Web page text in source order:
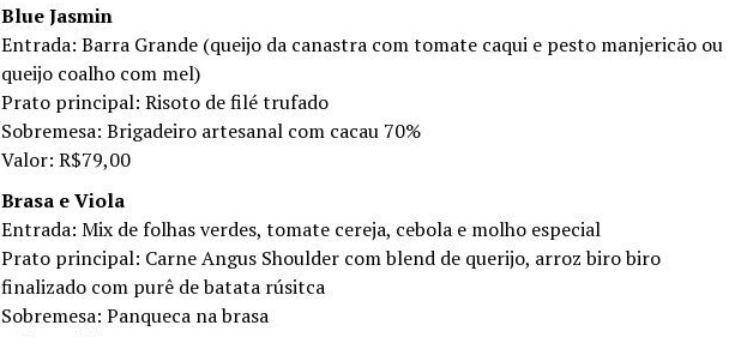
Blue Jasmin
Entrada: Barra Grande (queijo da canastra com tomate caqui e pesto manjericão ou
queijo coalho com mel)
Prato principal: Risoto de filé trufado
Sobremesa: Brigadeiro artesanal com cacau 70%
Valor: R$79,00
Brasa e Viola
Entrada: Mix de folhas verdes, tomate cereja, cebola e molho especial
Prato principal: Carne Angus Shoulder com blend de querijo, arroz biro biro
finalizado com purê de batata rúsitca
Sobremesa: Panqueca na brasa